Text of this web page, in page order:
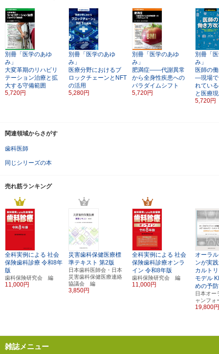
別冊「医学のあゆ
み」
大変革期のリハビリ
テーション治療と拡
大する守備範囲
5,720円
別冊「医学のあゆ
み」
医療分野におけるブ
ロックチェーンとNFT
の活用
5,280円
別冊「医学のあゆ
み」
肥満症――代謝異常
から全身性疾患への
パラダイムシフト
5,720円
別冊「
み」
医師の
―現場で
れてい
と医療
5,720円
関連領域からさがす
歯科医師
同じシリーズの本
売れ筋ランキング
全科実例による 社会
保険歯科診療 令和8年
版
歯科保険研究会 編
11,000円
災害歯科保健医療標
準テキスト 第2版
日本歯科医師会・日本
災害歯科保健医療連絡
協議会 編
3,850円
全科実例による 社会
保険歯科診療オンラ
イン 令和8年版
歯科保険研究会 編
11,000円
オーラ
ンが実
カルト
モデル
めの予
日本オー
ャンフ
19,800
雑誌メニュー